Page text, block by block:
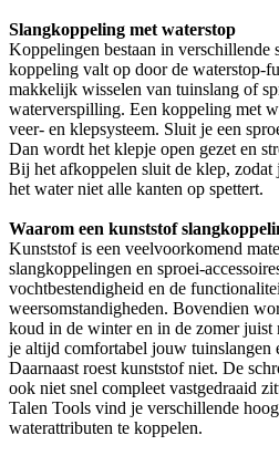
Slangkoppeling met waterstop
Koppelingen bestaan in verschillende
koppeling valt op door de waterstop-
makkelijk wisselen van tuinslang of
waterverspilling. Een koppeling met
veer- en klepsysteem. Sluit je een
Dan wordt het klepje open gezet en
Bij het afkoppelen sluit de klep, zodat
het water niet alle kanten op spettert.
Waarom een kunststof
Kunststof is een veelvoorkomend
slangkoppelingen en sproei-
vochtbestendigheid en de
weersomstandigheden. Bovendien
koud in de winter en in de zomer
je altijd comfortabel jouw tuinslangen
Daarnaast roest kunststof niet. De
ook niet snel compleet vastgedraaid
Talen Tools vind je verschillende
waterattributen te koppelen.